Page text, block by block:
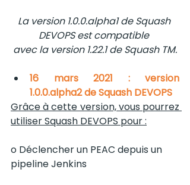
La version 1.0.0.alpha1 de Squash
DEVOPS est compatible
avec la version 1.22.1 de Squash TM.
16 mars 2021 : version
1.0.0.alpha2 de Squash DEVOPS
Grâce à cette version, vous pourrez
utiliser Squash DEVOPS pour :
o Déclencher un PEAC depuis un
pipeline Jenkins